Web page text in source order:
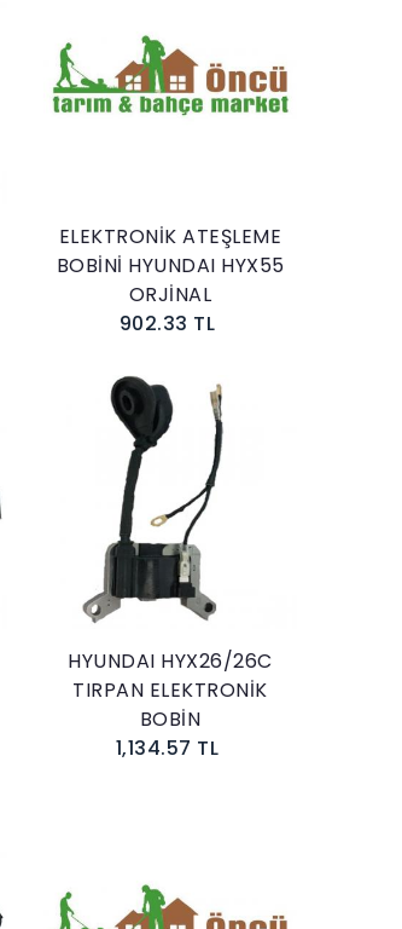
Sepete Ekle
ELEKTRONİK ATEŞLEME
BOBİNİ HYUNDAI HYX55
ORJİNAL
902.33 TL
Sepete Ekle
HYUNDAI HYX26/26C
TIRPAN ELEKTRONİK
BOBİN
1,134.57 TL